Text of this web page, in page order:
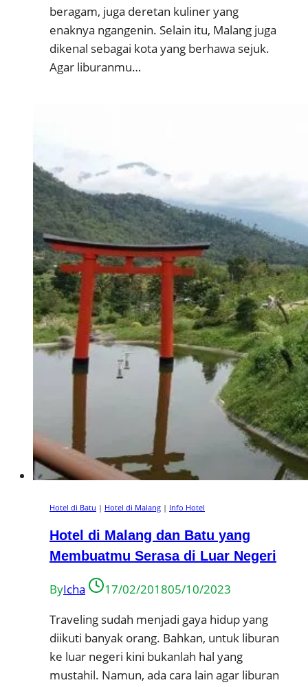
beragam, juga deretan kuliner yang
enaknya ngangenin. Selain itu, Malang juga
dikenal sebagai kota yang berhawa sejuk.
Agar liburanmu…
Hotel di Batu | Hotel di Malang | Info Hotel
Hotel di Malang dan Batu yang
Membuatmu Serasa di Luar Negeri
ByIcha 17/02/201805/10/2023
Traveling sudah menjadi gaya hidup yang
diikuti banyak orang. Bahkan, untuk liburan
ke luar negeri kini bukanlah hal yang
mustahil. Namun, ada cara lain agar liburan